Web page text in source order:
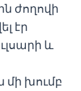
ժողովի
էր
և
մի խումբ